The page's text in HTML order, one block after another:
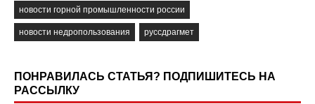
новости горной промышленности россии
новости недропользования руссдрагмет
ПОНРАВИЛАСЬ СТАТЬЯ? ПОДПИШИТЕСЬ НА
РАССЫЛКУ